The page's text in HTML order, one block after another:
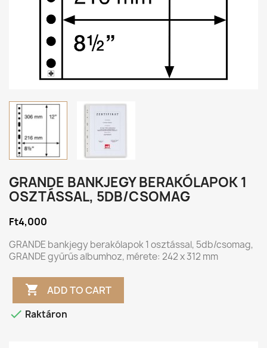
GRANDE BANKJEGY BERAKÓLAPOK 1
OSZTÁSSAL, 5DB/CSOMAG
Ft4,000
GRANDE bankjegy berakólapok 1 osztással, 5db/csomag,
GRANDE gyűrűs albumhoz, mérete: 242 x 312 mm
 ADD TO CART
 Raktáron